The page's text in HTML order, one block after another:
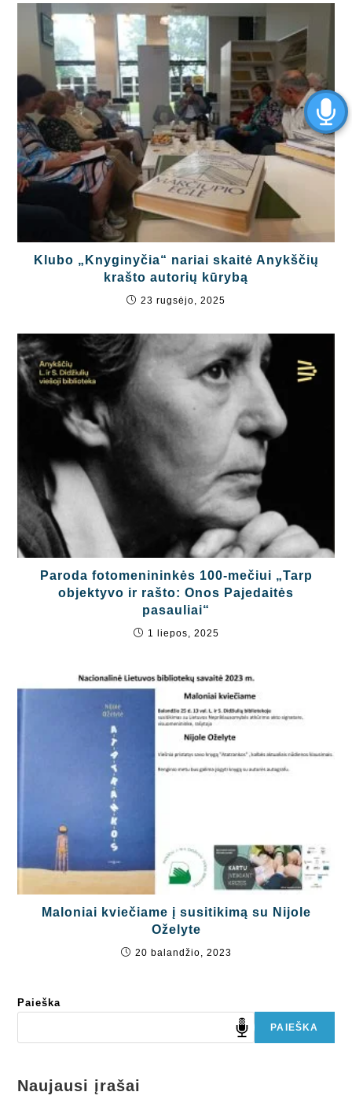
Klubo „Knyginyčia“ nariai skaitė Anykščių
krašto autorių kūrybą
23 rugsėjo, 2025
Paroda fotomenininkės 100-mečiui „Tarp
objektyvo ir rašto: Onos Pajedaitės
pasauliai“
1 liepos, 2025
Maloniai kviečiame į susitikimą su Nijole
Oželyte
20 balandžio, 2023
Paieška
PAIEŠKA
Naujausi įrašai